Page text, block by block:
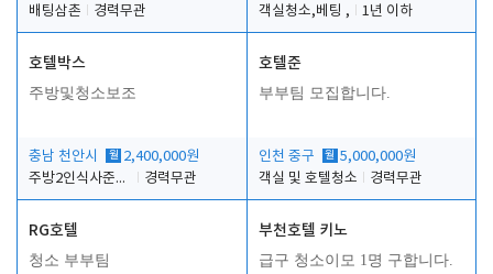
배팅삼촌
경력무관
객실청소,베팅 ,
1년 이하
호텔박스
주방및청소보조
충남 천안시 월 2,400,000원
주방2인식사준비및청소린렌보조
경력무관
호텔준
부부팀 모집합니다.
인천 중구 월 5,000,000원
객실 및 호텔청소
경력무관
RG호텔
청소 부부팀
부천호텔 키노
급구 청소이모 1명 구합니다.